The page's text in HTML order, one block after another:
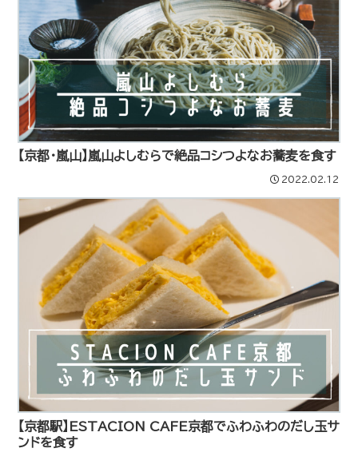
【京都・嵐山】嵐山よしむらで絶品コシつよなお蕎麦を食す
2022.02.12
【京都駅】ESTACION CAFE京都でふわふわのだし玉サ
ンドを食す